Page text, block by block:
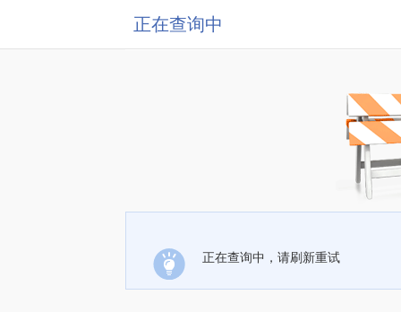
正在查询中
正在查询中，请刷新重试